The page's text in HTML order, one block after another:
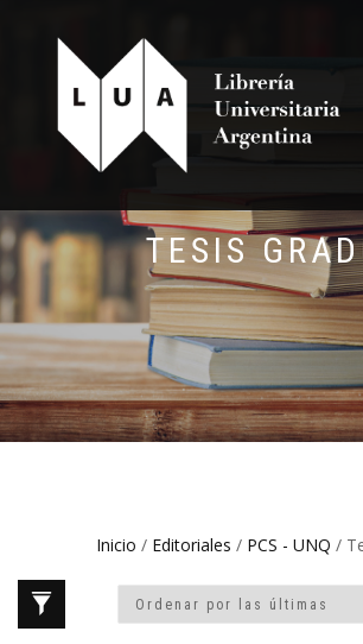
TESIS
Inicio / Editoriales / PCS - UNQ /